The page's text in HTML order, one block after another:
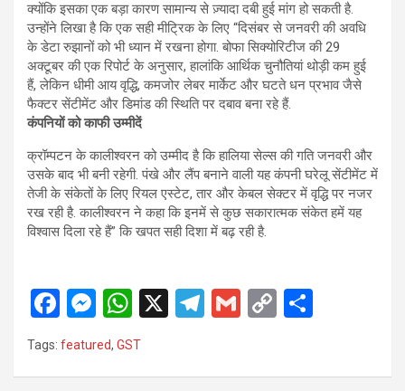
क्योंकि इसका एक बड़ा कारण सामान्य से ज़्यादा दबी हुई मांग हो सकती है.
उन्होंने लिखा है कि एक सही मीट्रिक के लिए “दिसंबर से जनवरी की अवधि
के डेटा रुझानों को भी ध्यान में रखना होगा. बोफा सिक्योरिटीज की 29
अक्टूबर की एक रिपोर्ट के अनुसार, हालांकि आर्थिक चुनौतियां थोड़ी कम हुई
हैं, लेकिन धीमी आय वृद्धि, कमजोर लेबर मार्केट और घटते धन प्रभाव जैसे
फैक्टर सेंटीमेंट और डिमांड की स्थिति पर दबाव बना रहे हैं.
कंपनियों को काफी उम्मीदें
क्रॉम्पटन के कालीश्वरन को उम्मीद है कि हालिया सेल्स की गति जनवरी और
उसके बाद भी बनी रहेगी. पंखे और लैंप बनाने वाली यह कंपनी घरेलू सेंटीमेंट में
तेजी के संकेतों के लिए रियल एस्टेट, तार और केबल सेक्टर में वृद्धि पर नजर
रख रही है. कालीश्वरन ने कहा कि इनमें से कुछ सकारात्मक संकेत हमें यह
विश्वास दिला रहे हैं” कि खपत सही दिशा में बढ़ रही है.
F
a
M
es
se
W
h
X
T
G
C
Tags: featured, GST